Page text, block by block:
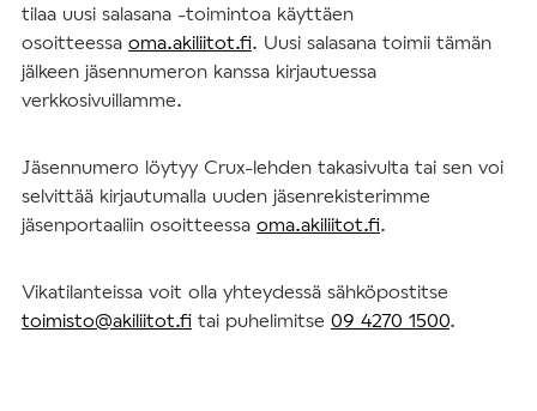
tilaa uusi salasana -toimintoa käyttäen
osoitteessa oma.akiliitot.fi. Uusi salasana toimii tämän
jälkeen jäsennumeron kanssa kirjautuessa
verkkosivuillamme.
Jäsennumero löytyy Crux-lehden takasivulta tai sen voi
selvittää kirjautumalla uuden jäsenrekisterimme
jäsenportaaliin osoitteessa oma.akiliitot.fi.
Vikatilanteissa voit olla yhteydessä sähköpostitse
toimisto@akiliitot.fi tai puhelimitse 09 4270 1500.